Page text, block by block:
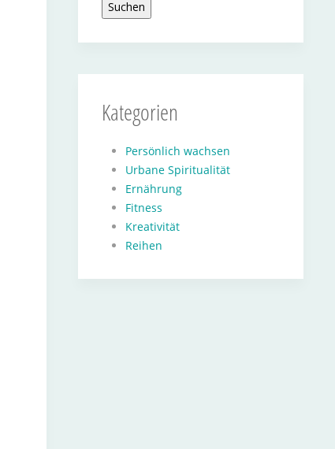
Kategorien
Persönlich wachsen
Urbane Spiritualität
Ernährung
Fitness
Kreativität
Reihen